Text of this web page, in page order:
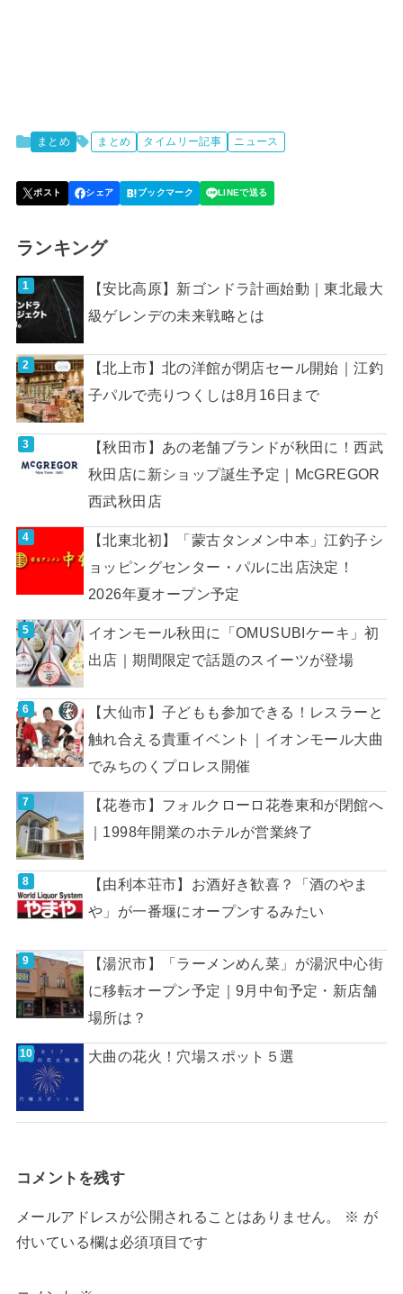
まとめ まとめ タイムリー記事 ニュース
ランキング
【安比高原】新ゴンドラ計画始動｜東北最大
級ゲレンデの未来戦略とは
【北上市】北の洋館が閉店セール開始｜江釣
子パルで売りつくしは8月16日まで
【秋田市】あの老舗ブランドが秋田に！西武
秋田店に新ショップ誕生予定｜McGREGOR
西武秋田店
【北東北初】「蒙古タンメン中本」江釣子シ
ョッピングセンター・パルに出店決定！
2026年夏オープン予定
イオンモール秋田に「OMUSUBIケーキ」初
出店｜期間限定で話題のスイーツが登場
【大仙市】子どもも参加できる！レスラーと
触れ合える貴重イベント｜イオンモール大曲
でみちのくプロレス開催
【花巻市】フォルクローロ花巻東和が閉館へ
｜1998年開業のホテルが営業終了
【由利本荘市】お酒好き歓喜？「酒のやま
や」が一番堰にオープンするみたい
【湯沢市】「ラーメンめん菜」が湯沢中心街
に移転オープン予定｜9月中旬予定・新店舗
場所は？
大曲の花火！穴場スポット５選
コメントを残す
メールアドレスが公開されることはありません。 ※ が
付いている欄は必須項目です